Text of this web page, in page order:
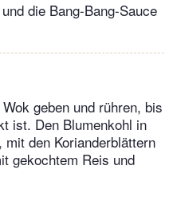
die Bang-Bang-Sauce
geben und rühren, bis
ist. Den Blumenkohl in
den Korianderblättern
gekochtem Reis und